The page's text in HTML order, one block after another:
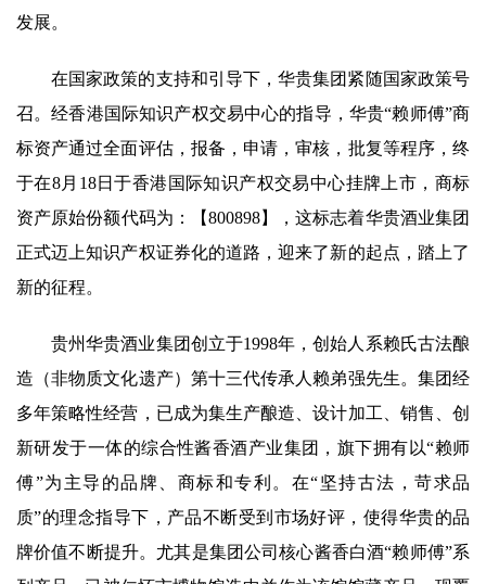
发展。
在国家政策的支持和引导下，华贵集团紧随国家政策号
召。经香港国际知识产权交易中心的指导，华贵“赖师傅”商
标资产通过全面评估，报备，申请，审核，批复等程序，终
于在8月18日于香港国际知识产权交易中心挂牌上市，商标
资产原始份额代码为：【800898】，这标志着华贵酒业集团
正式迈上知识产权证券化的道路，迎来了新的起点，踏上了
新的征程。
贵州华贵酒业集团创立于1998年，创始人系赖氏古法酿
造（非物质文化遗产）第十三代传承人赖弟强先生。集团经
多年策略性经营，已成为集生产酿造、设计加工、销售、创
新研发于一体的综合性酱香酒产业集团，旗下拥有以“赖师
傅”为主导的品牌、商标和专利。在“坚持古法，苛求品
质”的理念指导下，产品不断受到市场好评，使得华贵的品
牌价值不断提升。尤其是集团公司核心酱香白酒“赖师傅”系